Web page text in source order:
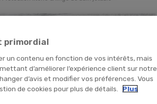
primordial
un contenu en fonction de vos intérêts, mais
d’améliorer l’expérience client sur notre
d’avis et modifier vos préférences. Vous
de cookies pour plus de détails.
Plus